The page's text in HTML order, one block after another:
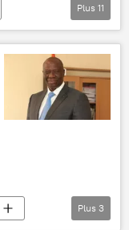
Plus 11
Plus 3